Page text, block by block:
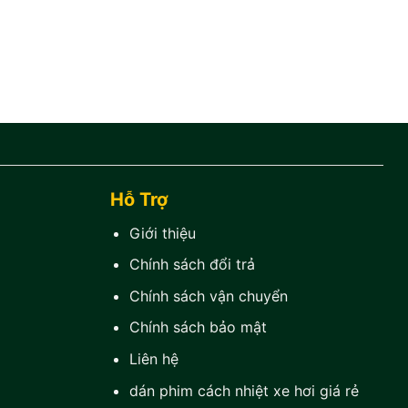
Hỗ Trợ
Giới thiệu
Chính sách đổi trả
Chính sách vận chuyển
Chính sách bảo mật
Liên hệ
dán phim cách nhiệt xe hơi giá rẻ